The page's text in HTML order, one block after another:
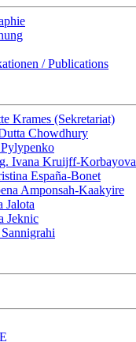
/ Publications
Krames (Sekretariat)
Chowdhury
Ivana Kruijff-Korbayova
España-Bonet
Amponsah-Kaakyire
Jalota
Jeknic